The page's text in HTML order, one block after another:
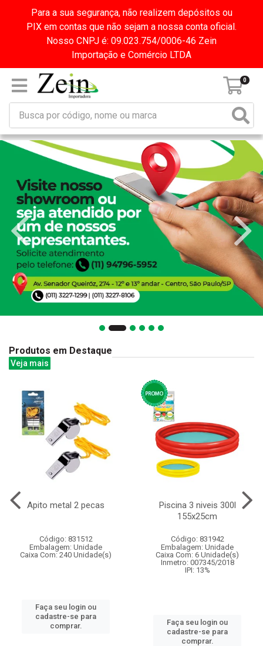
Para a sua segurança, não realizem depósitos ou
PIX em contas que não sejam a nossa conta oficial.
Nosso CNPJ é: 09.023.754/0006-46 Zein
Importação e Comércio LTDA
0
Produtos em Destaque
Veja mais
Apito metal 2 pecas
Código: 831512
Embalagem: Unidade
Caixa Com: 240 Unidade(s)
Faça seu login ou
cadastre-se para
comprar.
Piscina 3 niveis 300l
155x25cm
Código: 831942
Embalagem: Unidade
Caixa Com: 6 Unidade(s)
Inmetro: 007345/2018
IPI: 13%
Faça seu login ou
cadastre-se para
comprar.